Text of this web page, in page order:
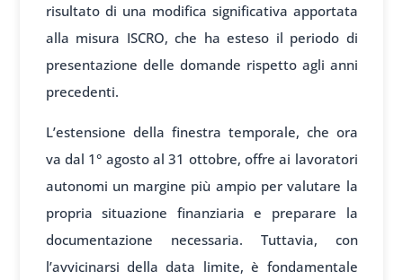
risultato di una modifica significativa apportata
alla misura ISCRO, che ha esteso il periodo di
presentazione delle domande rispetto agli anni
precedenti.
L’estensione della finestra temporale, che ora
va dal 1° agosto al 31 ottobre, offre ai lavoratori
autonomi un margine più ampio per valutare la
propria situazione finanziaria e preparare la
documentazione necessaria. Tuttavia, con
l’avvicinarsi della data limite, è fondamentale